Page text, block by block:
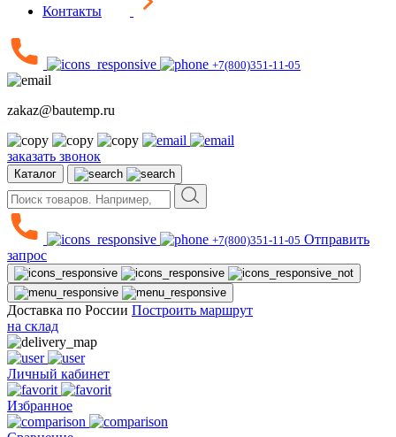
Контакты
+7(800)351-11-05
zakaz@bautemp.ru
заказать звонок
Каталог
+7(800)351-11-05 Отправить
запрос
Доставка по России Построить маршрут
на склад
Личный кабинет
Избранное